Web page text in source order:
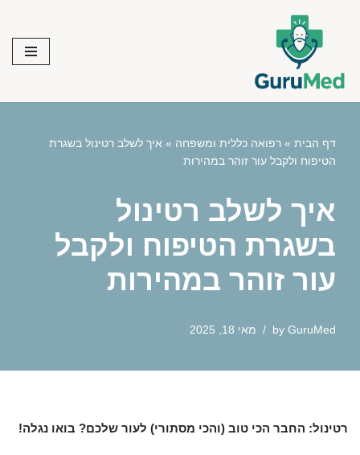
content
דף הבית » רפואה כללית ומשפחה » איך לשלב רטינול בשגרת
הטיפוח ולקבל עור זוהר במהירות
איך לשלב רטינול
בשגרת הטיפוח ולקבל
עור זוהר במהירות
by GuruMed מאי 18, 2025
רטינול: החבר הכי טוב (והכי מסתורי) לעור שלכם? בואו נגלה!